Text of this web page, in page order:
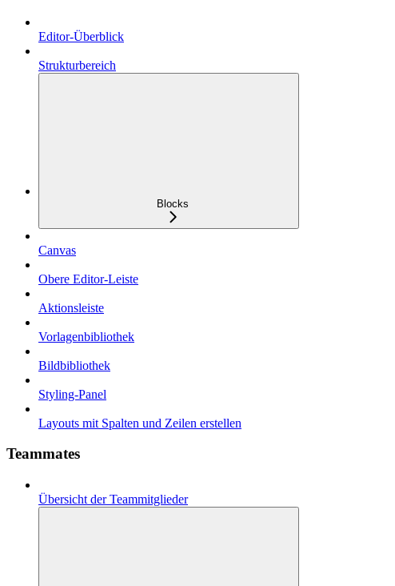
Editor-Überblick
Strukturbereich
Blocks
Canvas
Obere Editor-Leiste
Aktionsleiste
Vorlagenbibliothek
Bildbibliothek
Styling-Panel
Layouts mit Spalten und Zeilen erstellen
Teammates
Übersicht der Teammitglieder